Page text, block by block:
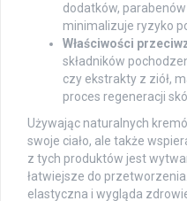
dodatków,
minimalizuje ryzyko
Właściwości
składników
czy ekstrakty z ziół,
proces regeneracji
Używając naturalnych
swoje ciało, ale także
z tych produktów jest
łatwiejsze do
elastyczna i wygląda